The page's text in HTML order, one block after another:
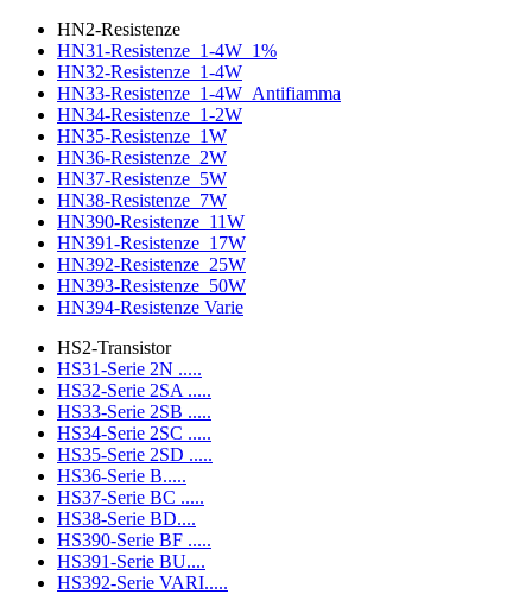
HN2-Resistenze
HN31-Resistenze_1-4W_1%
HN32-Resistenze_1-4W
HN33-Resistenze_1-4W_Antifiamma
HN34-Resistenze_1-2W
HN35-Resistenze_1W
HN36-Resistenze_2W
HN37-Resistenze_5W
HN38-Resistenze_7W
HN390-Resistenze_11W
HN391-Resistenze_17W
HN392-Resistenze_25W
HN393-Resistenze_50W
HN394-Resistenze Varie
HS2-Transistor
HS31-Serie 2N .....
HS32-Serie 2SA .....
HS33-Serie 2SB .....
HS34-Serie 2SC .....
HS35-Serie 2SD .....
HS36-Serie B.....
HS37-Serie BC .....
HS38-Serie BD....
HS390-Serie BF .....
HS391-Serie BU....
HS392-Serie VARI.....